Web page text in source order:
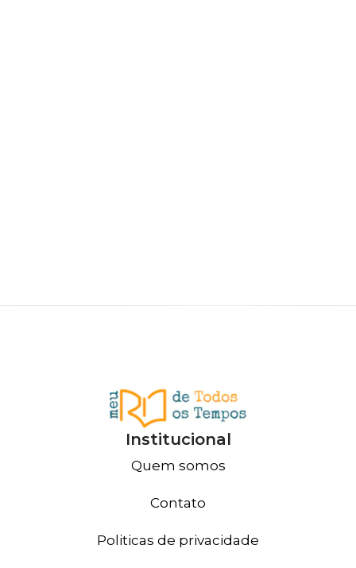
Institucional
Quem somos
Contato
Politicas de privacidade